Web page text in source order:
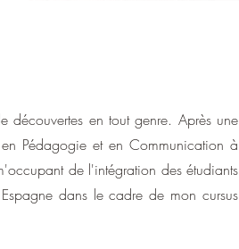
en tout genre. Après une
Pédagogie et en Communication à
de l'intégration des étudiants
dans le cadre de mon cursus